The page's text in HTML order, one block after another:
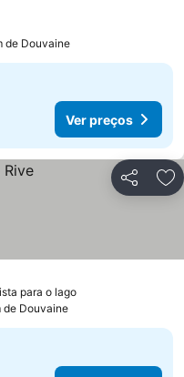
de Douvaine
Ver preços
Partilhar
para o lago
de Douvaine